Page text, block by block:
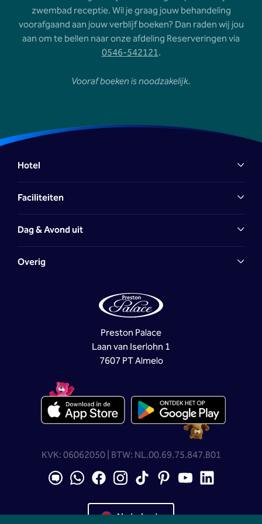
zwembad receptie. Wil je graag jouw behandeling
voorafgaand aan jouw verblijf boeken? Dan raden wij jou
aan om te bellen naar onze afdeling Reserveringen via
0546-542121.
Vooraf boeken is noodzakelijk.
Hotel
Faciliteiten
Dag & Avond uit
Overig
Preston Palace
Laan van Iserlohn 1
7607 PT Almelo
KVK: 06062050 | BTW: NL.00.69.75.847.B01
Nederlands